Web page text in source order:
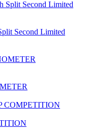
Second Limited